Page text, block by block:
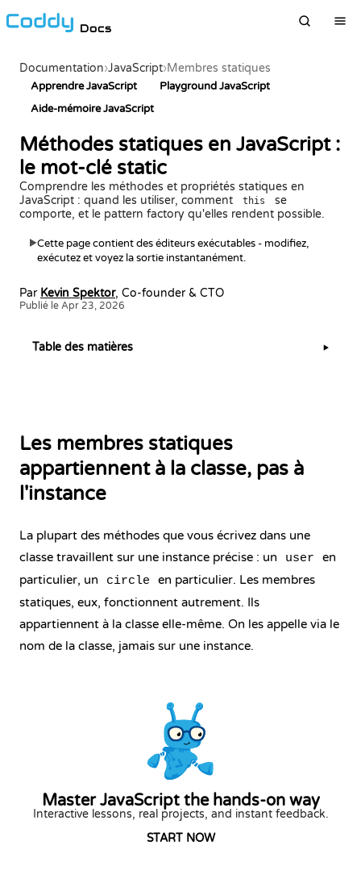
Docs
Documentation›JavaScript›Membres statiques
Apprendre JavaScript
Playground JavaScript
Aide-mémoire JavaScript
Méthodes statiques en JavaScript :
le mot-clé static
Comprendre les méthodes et propriétés statiques en
JavaScript : quand les utiliser, comment
this
se
comporte, et le pattern factory qu'elles rendent possible.
▶Cette page contient des éditeurs exécutables - modifiez,
exécutez et voyez la sortie instantanément.
Par Kevin Spektor, Co-founder & CTO
Publié le Apr 23, 2026
Les membres statiques
appartiennent à la classe, pas à
l'instance
La plupart des méthodes que vous écrivez dans une
classe travaillent sur une instance précise : un
user
en
particulier, un
circle
en particulier. Les membres
statiques, eux, fonctionnent autrement. Ils
appartiennent à la classe elle-même. On les appelle via le
nom de la classe, jamais sur une instance.
Master JavaScript the hands-on way
Interactive lessons, real projects, and instant feedback.
START NOW
Table des matières ▶